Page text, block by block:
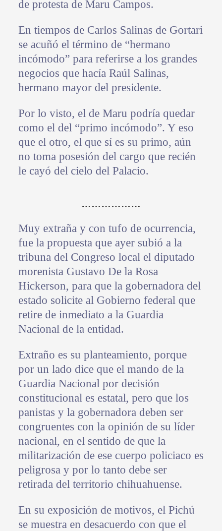
de protesta de Maru Campos.
En tiempos de Carlos Salinas de Gortari
se acuñó el término de “hermano
incómodo” para referirse a los grandes
negocios que hacía Raúl Salinas,
hermano mayor del presidente.
Por lo visto, el de Maru podría quedar
como el del “primo incómodo”. Y eso
que el otro, el que sí es su primo, aún
no toma posesión del cargo que recién
le cayó del cielo del Palacio.
………………
Muy extraña y con tufo de ocurrencia,
fue la propuesta que ayer subió a la
tribuna del Congreso local el diputado
morenista Gustavo De la Rosa
Hickerson, para que la gobernadora del
estado solicite al Gobierno federal que
retire de inmediato a la Guardia
Nacional de la entidad.
Extraño es su planteamiento, porque
por un lado dice que el mando de la
Guardia Nacional por decisión
constitucional es estatal, pero que los
panistas y la gobernadora deben ser
congruentes con la opinión de su líder
nacional, en el sentido de que la
militarización de ese cuerpo policiaco es
peligrosa y por lo tanto debe ser
retirada del territorio chihuahuense.
En su exposición de motivos, el Pichú
se muestra en desacuerdo con que el